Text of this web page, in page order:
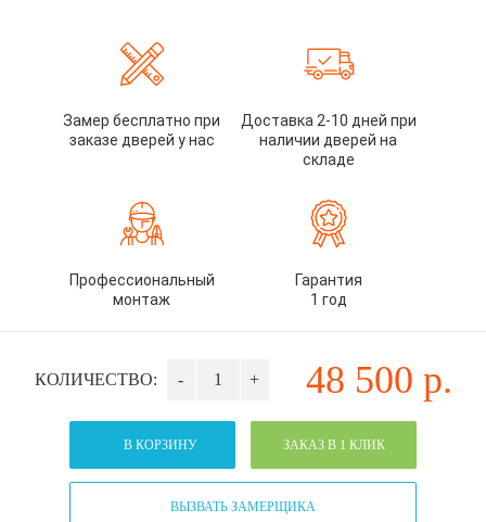
Замер бесплатно при
заказе дверей у нас
Доставка 2-10 дней при
наличии дверей на
складе
Профессиональный
монтаж
Гарантия
1 год
КОЛИЧЕСТВО: - + 48 500 р.
В КОРЗИНУ ЗАКАЗ В 1 КЛИК
ВЫЗВАТЬ ЗАМЕРЩИКА